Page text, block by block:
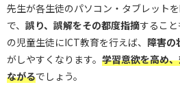
先生が各生徒のパソコン・タブレット
で、 誤り、誤解をその都度指摘するこ
の児童生徒にICT教育を行えば、 障害の
がしやすくなります。 学習意欲を高め
ながるでしょう。